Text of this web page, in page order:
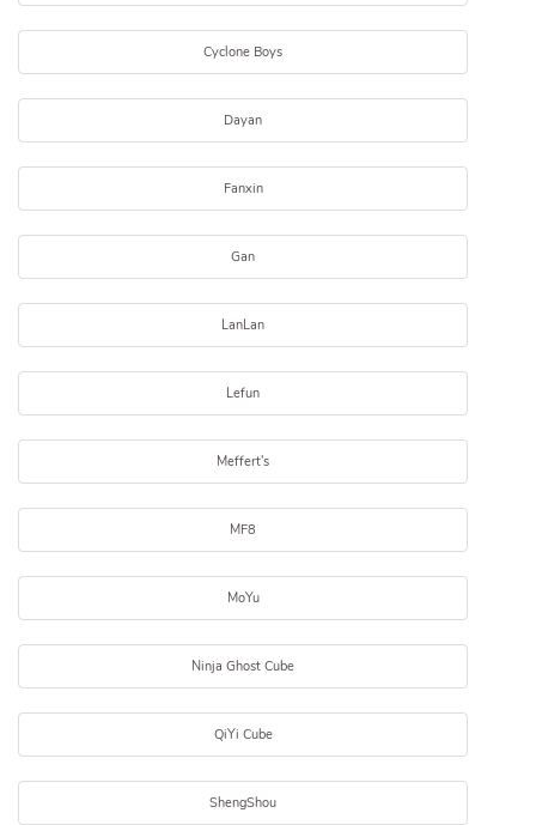
Cyclone Boys
Dayan
Fanxin
Gan
LanLan
Lefun
Meffert's
MF8
MoYu
Ninja Ghost Cube
QiYi Cube
ShengShou